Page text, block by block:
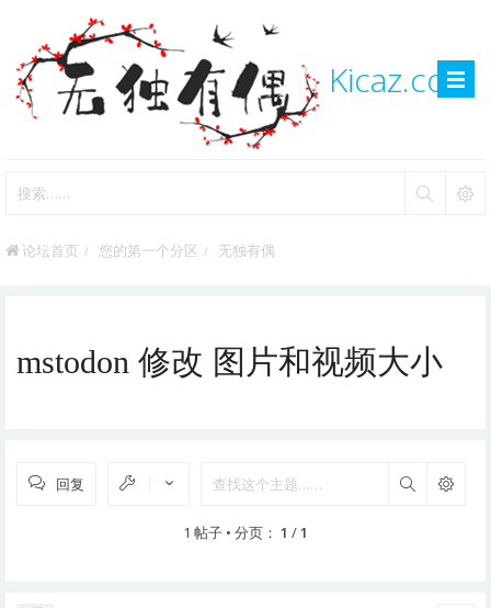
Kicaz.com
论坛首页 您的第一个分区 无独有偶
mstodon 修改 图片和视频大小
回复 搜索
1 帖子 • 分页： 1 /1